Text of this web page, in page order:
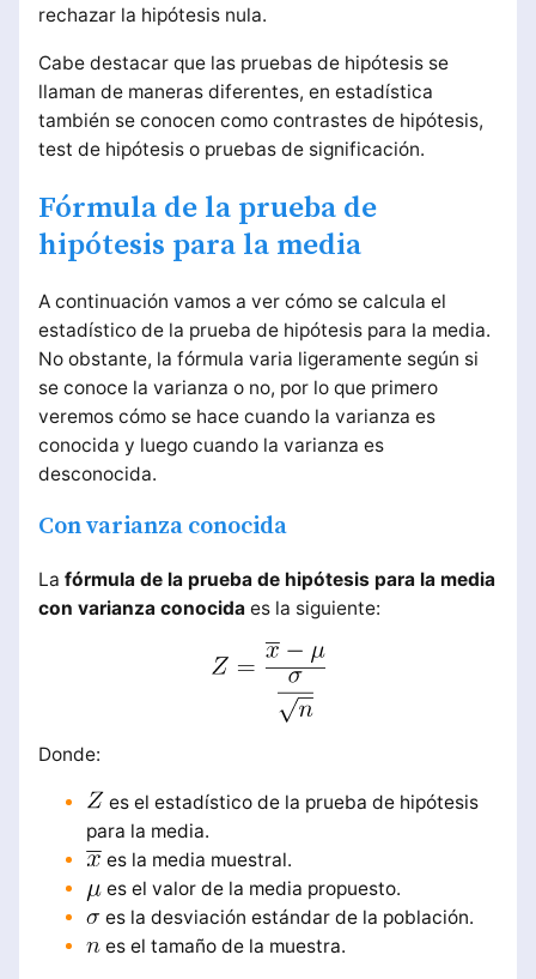
rechazar la hipótesis nula.
Cabe destacar que las pruebas de hipótesis se
llaman de maneras diferentes, en estadística
también se conocen como contrastes de hipótesis,
test de hipótesis o pruebas de significación.
Fórmula de la prueba de
hipótesis para la media
A continuación vamos a ver cómo se calcula el
estadístico de la prueba de hipótesis para la media.
No obstante, la fórmula varia ligeramente según si
se conoce la varianza o no, por lo que primero
veremos cómo se hace cuando la varianza es
conocida y luego cuando la varianza es
desconocida.
Con varianza conocida
La fórmula de la prueba de hipótesis para la media
con varianza conocidaes la siguiente:
Donde:
es el estadístico de la prueba de hipótesis
para la media.
es la media muestral.
es el valor de la media propuesto.
es la desviación estándar de la población.
es el tamaño de la muestra.